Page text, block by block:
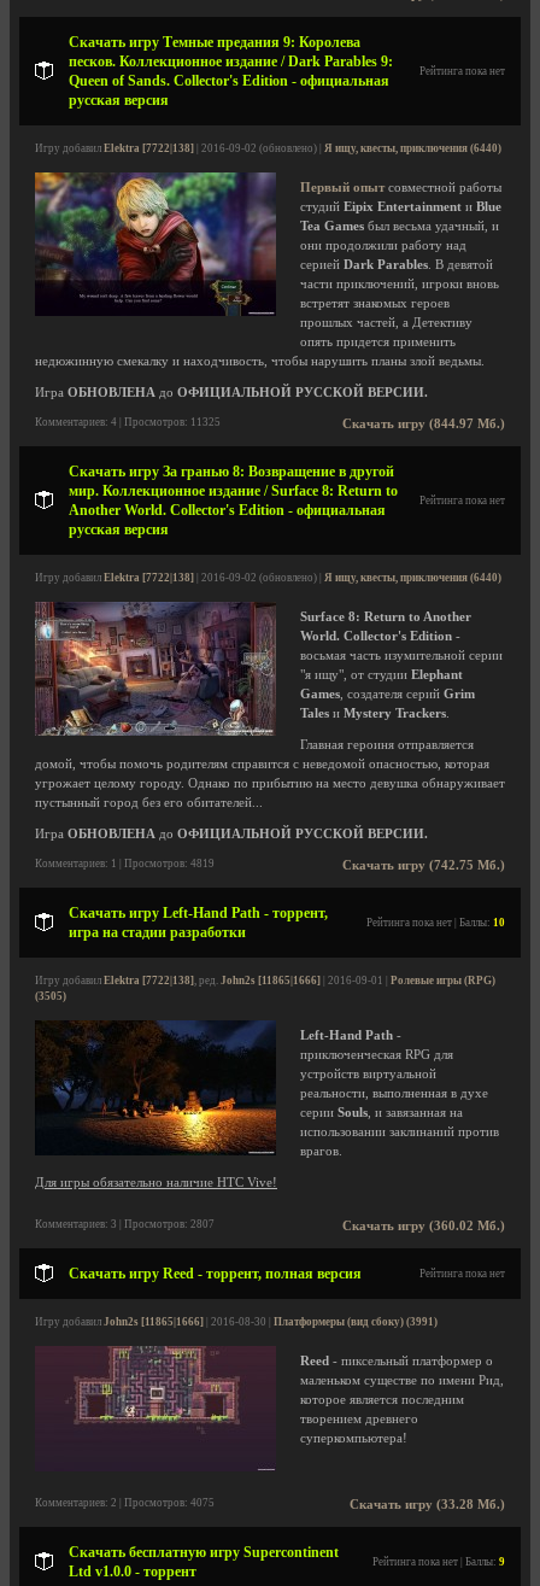
Скачать игру Темные предания 9: Королева
песков. Коллекционное издание / Dark Parables 9:
Queen of Sands. Collector's Edition - официальная
русская версия
Рейтинга пока нет
Игру добавил Elektra [7722|138] | 2016-09-02 (обновлено) | Я ищу, квесты, приключения (6440)
Первый опытсовместной работы
студий Eipix Entertainment и Blue
Tea Games был весьма удачный, и
они продолжили работу над
серией Dark Parables . В девятой
части приключений, игроки вновь
встретят знакомых героев
прошлых частей, а Детективу
опять придется применить
недюжинную смекалку и находчивость, чтобы нарушить планы злой ведьмы.
Игра ОБНОВЛЕНА до ОФИЦИАЛЬНОЙ РУССКОЙ ВЕРСИИ.
Скачать игру (844.97 Мб.)
Комментариев: 4 | Просмотров: 11325
Скачать игру За гранью 8: Возвращение в другой
мир. Коллекционное издание / Surface 8: Return to
Another World. Collector's Edition - официальная
русская версия
Рейтинга пока нет
Игру добавил Elektra [7722|138] | 2016-09-02 (обновлено) | Я ищу, квесты, приключения (6440)
Surface 8: Return to Another
World. Collector's Edition -
восьмая часть изумительной серии
"я ищу", от студии Elephant
Games , создателя серий Grim
Tales и Mystery Trackers
Главная героиня отправляется
домой, чтобы помочь родителям справится с неведомой опасностью, которая
угрожает целому городу. Однако по прибытию на место девушка обнаруживает
пустынный город без его обитателей...
Игра ОБНОВЛЕНА до ОФИЦИАЛЬНОЙ РУССКОЙ ВЕРСИИ.
Скачать игру (742.75 Мб.)
Комментариев: 1 | Просмотров: 4819
Скачать игру Left-Hand Path - торрент,
игра на стадии разработки
Рейтинга пока нет | Баллы: 10
Игру добавил Elektra [7722|138], ред. John2s [11865|1666] | 2016-09-01 | Ролевые игры (RPG)
(3505)
Left-Hand Path -
приключенческая RPG для
устройств виртуальной
реальности, выполненная в духе
серии Souls , и завязанная на
использовании заклинаний против
врагов.
Для игры обязательно наличие HTC Vive!
Скачать игру (360.02 Мб.)
Комментариев: 3 | Просмотров: 2807
Скачать игру Reed - торрент, полная версия Рейтинга пока нет
Игру добавил John2s [11865|1666] | 2016-08-30 | Платформеры (вид сбоку) (3991)
Reed - пиксельный платформер о
маленьком существе по имени Рид,
которое является последним
творением древнего
суперкомпьютера!
Скачать игру (33.28 Мб.)
Комментариев: 2 | Просмотров: 4075
Скачать бесплатную игру Supercontinent
Ltd v1.0.0 - торрент
Рейтинга пока нет | Баллы: 9